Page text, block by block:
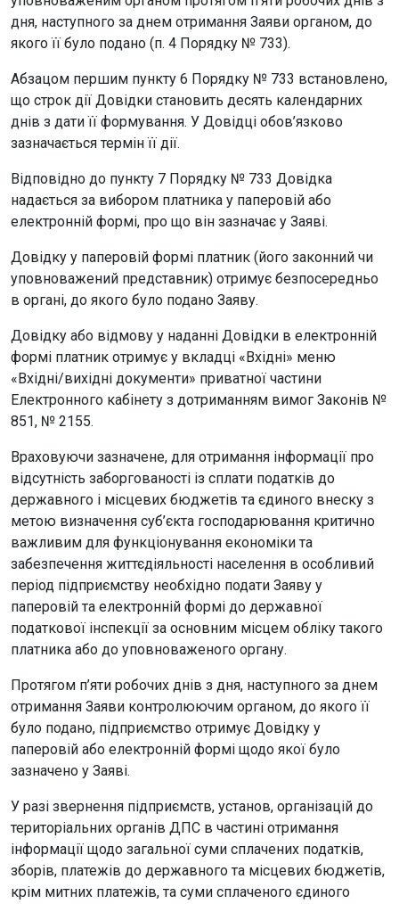
дня, наступного за днем отримання Заяви органом, до
якого її було подано (п. 4 Порядку № 733).
Абзацом першим пункту 6 Порядку № 733 встановлено,
що строк дії Довідки становить десять календарних
днів з дати її формування. У Довідці обов’язково
зазначається термін її дії.
Відповідно до пункту 7 Порядку № 733 Довідка
надається за вибором платника у паперовій або
електронній формі, про що він зазначає у Заяві.
Довідку у паперовій формі платник (його законний чи
уповноважений представник) отримує безпосередньо
в органі, до якого було подано Заяву.
Довідку або відмову у наданні Довідки в електронній
формі платник отримує у вкладці «Вхідні» меню
«Вхідні/вихідні документи» приватної частини
Електронного кабінету з дотриманням вимог Законів №
851, № 2155.
Враховуючи зазначене, для отримання інформації про
відсутність заборгованості із сплати податків до
державного і місцевих бюджетів та єдиного внеску з
метою визначення суб’єкта господарювання критично
важливим для функціонування економіки та
забезпечення життєдіяльності населення в особливий
період підприємству необхідно подати Заяву у
паперовій та електронній формі до державної
податкової інспекції за основним місцем обліку такого
платника або до уповноваженого органу.
Протягом п’яти робочих днів з дня, наступного за днем
отримання Заяви контролюючим органом, до якого її
було подано, підприємство отримує Довідку у
паперовій або електронній формі щодо якої було
зазначено у Заяві.
У разі звернення підприємств, установ, організацій до
територіальних органів ДПС в частині отримання
інформації щодо загальної суми сплачених податків,
зборів, платежів до державного та місцевих бюджетів,
крім митних платежів, та суми сплаченого єдиного